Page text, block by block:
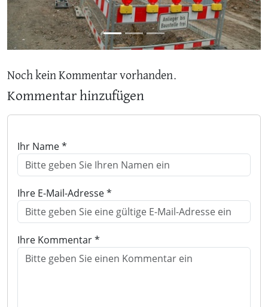
Noch kein Kommentar vorhanden.
Kommentar hinzufügen
Ihr Name *
Ihre E-Mail-Adresse *
Ihre Kommentar *